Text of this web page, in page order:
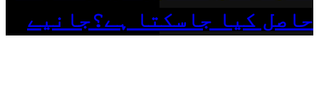
حاصل کیا جاسکتا ہے؟جانیے